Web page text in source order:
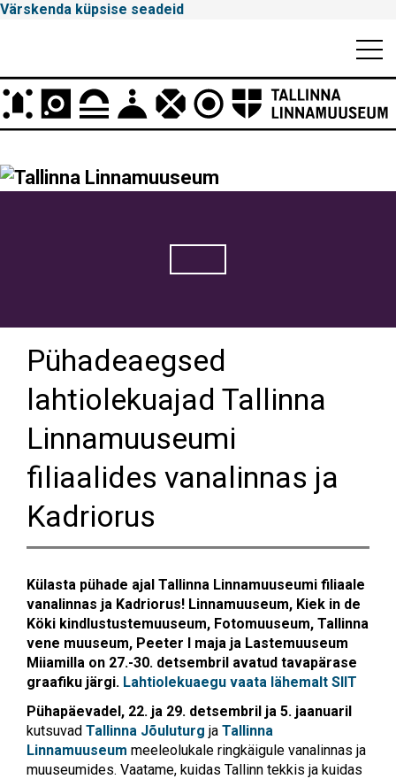
Värskenda küpsise seadeid
Peamenüü
Pühadeaegsed
lahtiolekuajad Tallinna
Linnamuuseumi
filiaalides vanalinnas ja
Kadriorus
Külasta pühade ajal Tallinna Linnamuuseumi filiaale
vanalinnas ja Kadriorus! Linnamuuseum, Kiek in de
Köki kindlustustemuuseum, Fotomuuseum, Tallinna
vene muuseum, Peeter I maja ja Lastemuuseum
Miiamilla on 27.-30. detsembril avatud tavapärase
graafiku järgi. Lahtiolekuaegu vaata lähemalt SIIT
Pühapäevadel, 22. ja 29. detsembril ja 5. jaanuaril
kutsuvad Tallinna Jõuluturg ja Tallinna
Linnamuuseum meeleolukale ringkäigule vanalinnas ja
muuseumides. Vaatame, kuidas Tallinn tekkis ja kuidas